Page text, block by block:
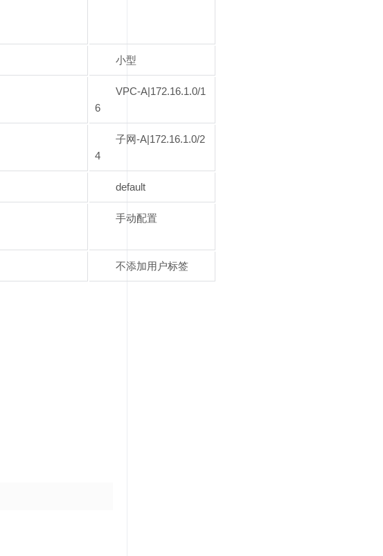
小型
VPC-A|172.16.1.0/1
6
子网-A|172.16.1.0/2
4
default
手动配置
不添加用户标签